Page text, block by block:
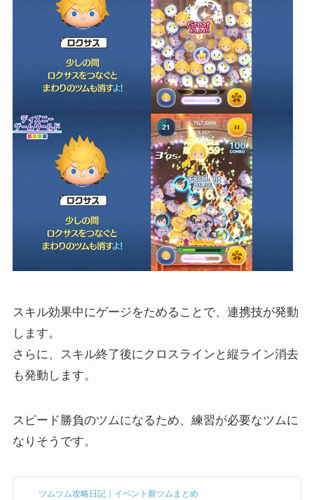
スキル効果中にゲージをためることで、連携技が発動
します。
さらに、スキル終了後にクロスラインと縦ライン消去
も発動します。
スピード勝負のツムになるため、練習が必要なツムに
なりそうです。
ツムツム攻略日記｜イベント新ツムまとめ